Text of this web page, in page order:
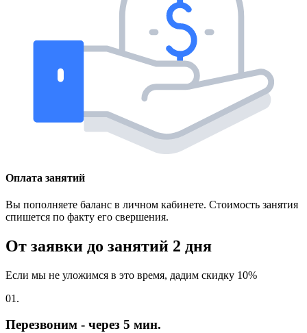
Оплата занятий
Вы пополняете баланс в личном кабинете. Стоимость занятия
спишется по факту его свершения.
От заявки до занятий 2 дня
Если мы не уложимся в это время, дадим скидку 10%
01.
Перезвоним - через 5 мин.